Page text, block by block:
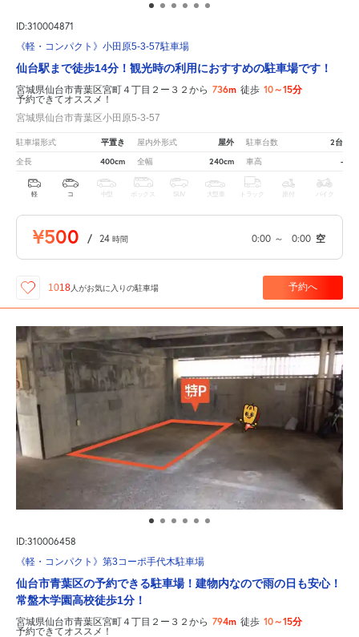
ID:310004871
《軽・コンパクト》小田原5-3-57駐車場
仙台駅まで徒歩14分！観光時の利用におすすめの駐車場です！
宮城県仙台市青葉区宮町４丁目２ー３２から 736m 徒歩 10～15分
予約できてオススメ！
宮城県仙台市青葉区小田原5-3-57
駐車場形式 平置き 屋内外形式 屋外 駐車台数 2台
全長 400cm 全幅 240cm 車高 -
軽 コ 中型 ボックス SUV 大型車 トラック 原付 バイク
¥500 / 24 時間 0:00 ～ 0:00 空
1018 人がお気に入りの駐車場 予約へ
ID:310006458
《軽・コンパクト》第3コーポ手代木駐車場
仙台市青葉区の予約できる駐車場！建物内なので雨の日も安心！
常盤木学園高校徒歩1分！
宮城県仙台市青葉区宮町４丁目２ー３２から 794m 徒歩 10～15分
予約できてオススメ！